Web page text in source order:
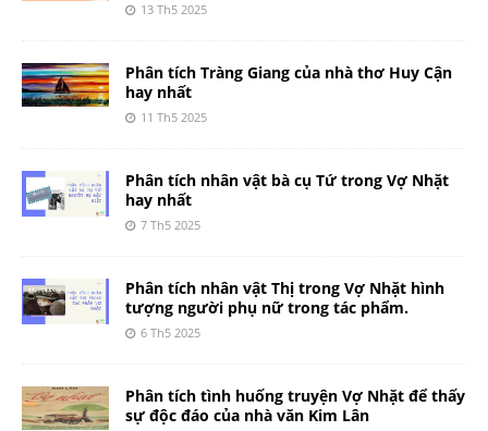
13 Th5 2025
Phân tích Tràng Giang của nhà thơ Huy Cận
hay nhất
11 Th5 2025
Phân tích nhân vật bà cụ Tứ trong Vợ Nhặt
hay nhất
7 Th5 2025
Phân tích nhân vật Thị trong Vợ Nhặt hình
tượng người phụ nữ trong tác phẩm.
6 Th5 2025
Phân tích tình huống truyện Vợ Nhặt để thấy
sự độc đáo của nhà văn Kim Lân